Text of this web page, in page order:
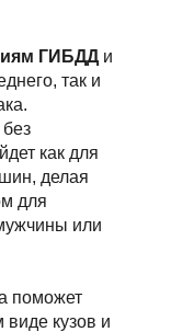
ГИБДД и
так и
как для
делая
для
или
поможет
виде кузов и